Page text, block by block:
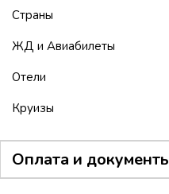
Страны
ЖД и Авиабилеты
Отели
Круизы
Оплата и